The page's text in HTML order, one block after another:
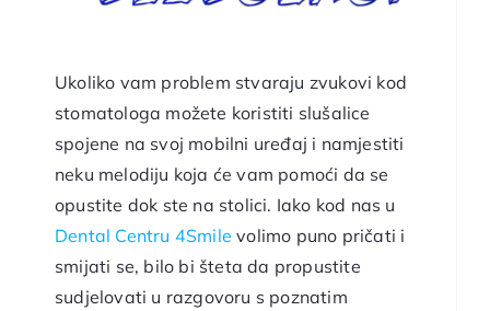
Ukoliko vam problem stvaraju zvukovi kod
stomatologa možete koristiti slušalice
spojene na svoj mobilni uređaj i namjestiti
neku melodiju koja će vam pomoći da se
opustite dok ste na stolici. Iako kod nas u
Dental Centru 4Smile volimo puno pričati i
smijati se, bilo bi šteta da propustite
sudjelovati u razgovoru s poznatim